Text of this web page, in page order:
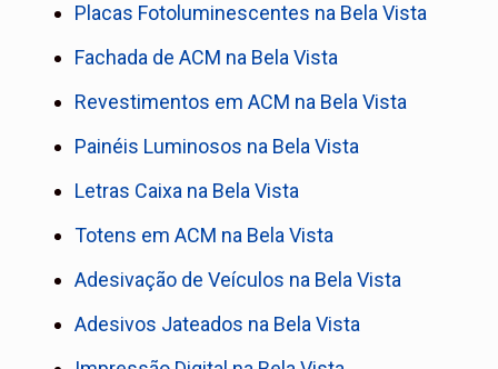
Placas Fotoluminescentes na Bela Vista
Fachada de ACM na Bela Vista
Revestimentos em ACM na Bela Vista
Painéis Luminosos na Bela Vista
Letras Caixa na Bela Vista
Totens em ACM na Bela Vista
Adesivação de Veículos na Bela Vista
Adesivos Jateados na Bela Vista